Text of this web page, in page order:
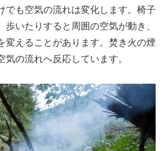
でも空気の流れは変化します。椅子
歩いたりすると周囲の空気が動き、
変えることがあります。焚き火の煙
気の流れへ反応しています。